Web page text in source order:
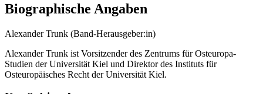
Biographische Angaben
Alexander Trunk (Band-Herausgeber:in)
Alexander Trunk ist Vorsitzender des Zentrums für Osteuropa-
Studien der Universität Kiel und Direktor des Instituts für
Osteuropäisches Recht der Universität Kiel.